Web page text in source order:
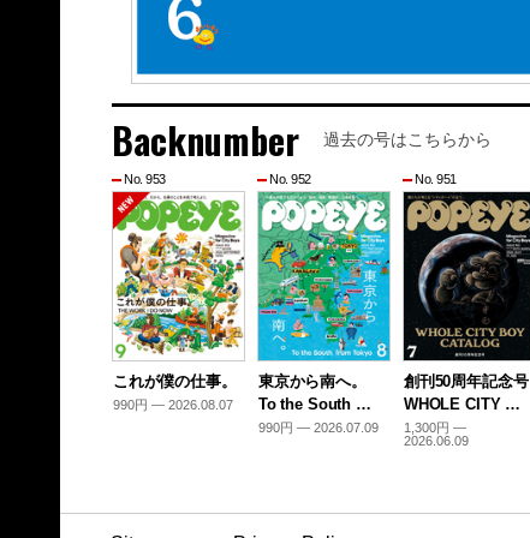
Backnumber 過去の号はこちらから
No. 953
これが僕の仕事。
990円 — 2026.08.07
No. 952
東京から南へ。
To the South …
990円 — 2026.07.09
No. 951
創刊50周年記念号
WHOLE CITY …
1,300円 —
2026.06.09